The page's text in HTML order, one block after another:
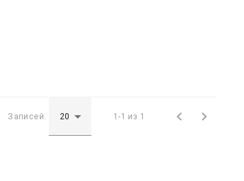
Записей: 1-1 из 1  